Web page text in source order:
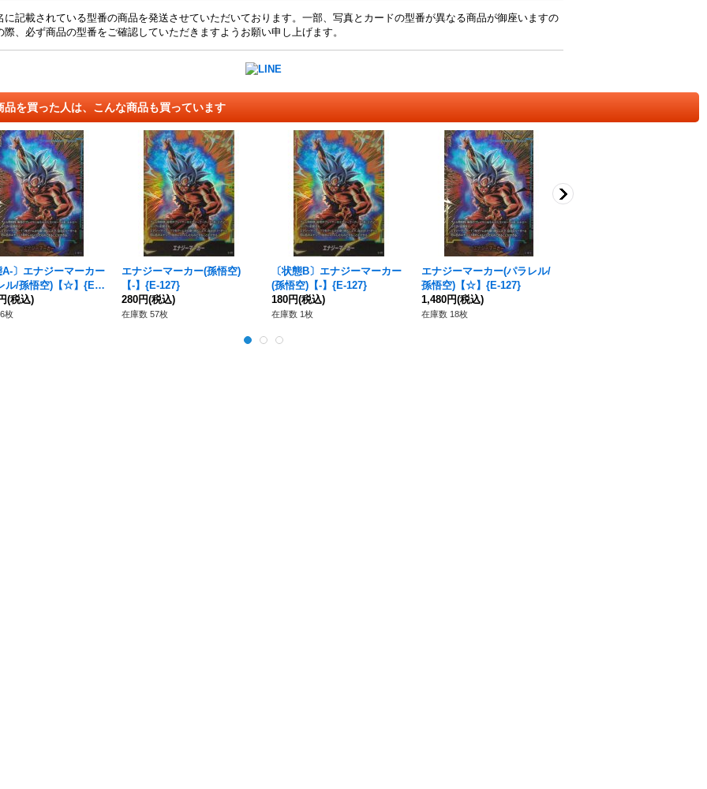
記載されている型番の商品を発送させていただいております。一部、写真とカードの型番が異なる商品が御座いますの
際、必ず商品の型番をご確認していただきますようお願い申し上げます。
品を買った人は、こんな商品も買っています
A-〕エナジーマーカー
ル/孫悟空)【☆】{E-1
(税込)
枚
エナジーマーカー(孫悟空)
【-】{E-127}
280円(税込)
在庫数 57枚
〔状態B〕エナジーマーカー
(孫悟空)【-】{E-127}
180円(税込)
在庫数 1枚
エナジーマーカー(パラレル/
孫悟空)【☆】{E-127}
1,480円(税込)
在庫数 18枚